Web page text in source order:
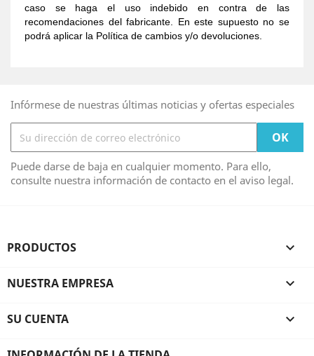
caso se haga el uso indebido en contra de las
recomendaciones del fabricante. En este supuesto no se
podrá aplicar la Política de cambios y/o devoluciones.
Infórmese de nuestras últimas noticias y ofertas especiales
Puede darse de baja en cualquier momento. Para ello,
consulte nuestra información de contacto en el aviso legal.
PRODUCTOS 
NUESTRA EMPRESA 
SU CUENTA 